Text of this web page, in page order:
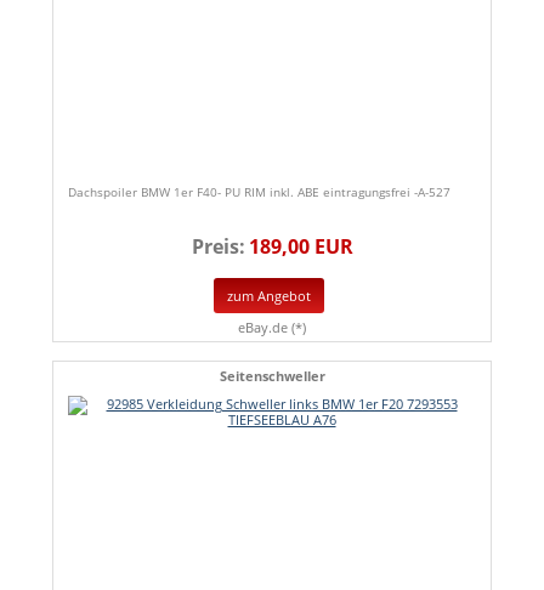
Dachspoiler BMW 1er F40- PU RIM inkl. ABE eintragungsfrei -A-527
Preis: 189,00 EUR
zum Angebot
eBay.de (*)
Seitenschweller